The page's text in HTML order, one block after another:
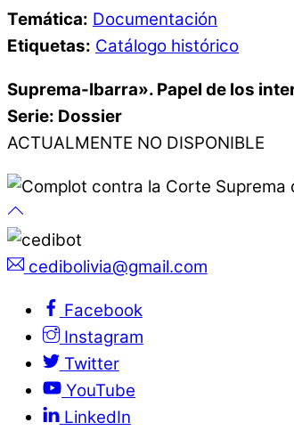
Temática: Documentación
Etiquetas: Catálogo histórico
Suprema-Ibarra». Papel de los
Serie: Dossier
ACTUALMENTE NO DISPONIBLE
cedibolivia@gmail.com
Facebook
Instagram
Twitter
YouTube
LinkedIn